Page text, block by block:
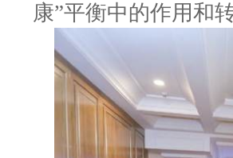
康”平衡中的作用和